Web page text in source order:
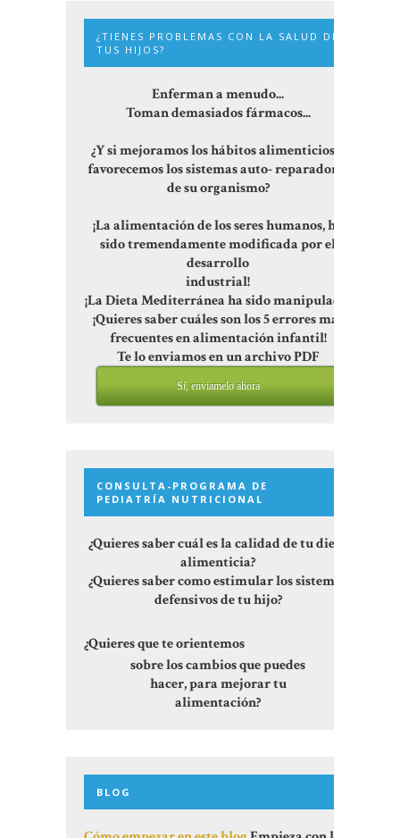
¿TIENES PROBLEMAS CON LA SALUD DE
TUS HIJOS?
Enferman a menudo...
Toman demasiados fármacos...
¿Y si mejoramos los hábitos alimenticios y
favorecemos los sistemas auto- reparadores
de su organismo?
¡La alimentación de los seres humanos, ha
sido tremendamente modificada por el
desarrollo
industrial!
¡La Dieta Mediterránea ha sido manipulada!
¡Quieres saber cuáles son los 5 errores más
frecuentes en alimentación infantil!
Te lo enviamos en un archivo PDF
Sí, enviamelo ahora
CONSULTA-PROGRAMA DE
PEDIATRÍA NUTRICIONAL
¿Quieres saber cuál es la calidad de tu dieta
alimenticia?
¿Quieres saber como estimular los sistemas
defensivos de tu hijo?
¿Quieres que te orientemos
sobre los cambios que puedes
hacer, para mejorar tu
alimentación?
BLOG